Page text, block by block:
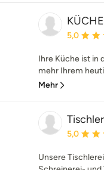
5,0
Ihre Küche ist in
mehr Ihrem
Mehr
5,0
Unsere